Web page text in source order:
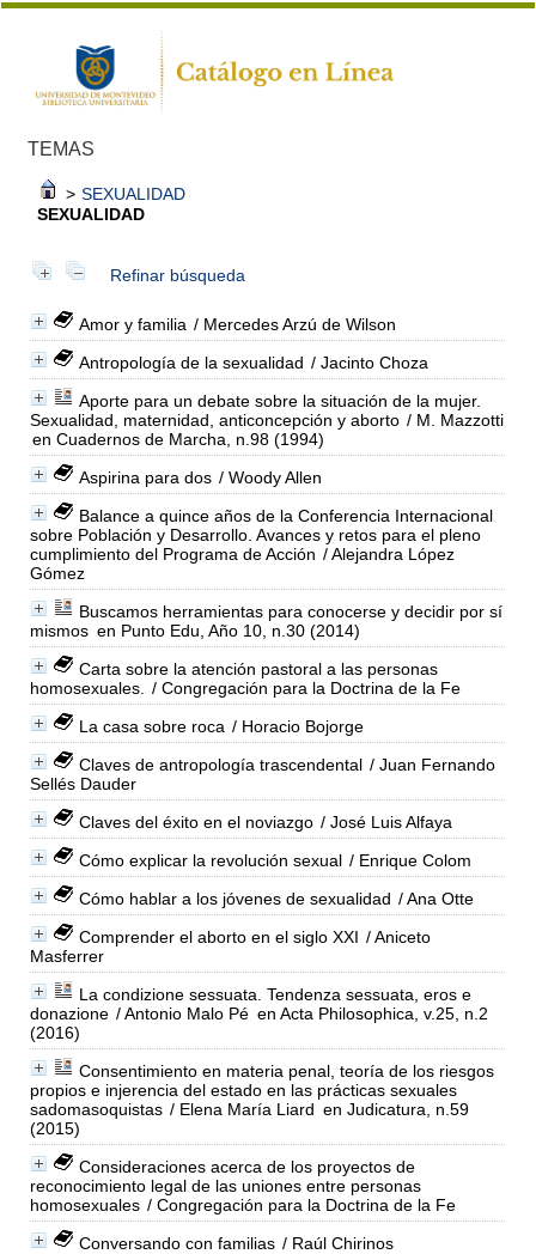
TEMAS
> SEXUALIDAD
SEXUALIDAD
Refinar búsqueda
Amor y familia / Mercedes Arzú de Wilson
Antropología de la sexualidad / Jacinto Choza
Aporte para un debate sobre la situación de la mujer.
Sexualidad, maternidad, anticoncepción y aborto / M. Mazzotti
en Cuadernos de Marcha, n.98 (1994)
Aspirina para dos / Woody Allen
Balance a quince años de la Conferencia Internacional
sobre Población y Desarrollo. Avances y retos para el pleno
cumplimiento del Programa de Acción / Alejandra López
Gómez
Buscamos herramientas para conocerse y decidir por sí
mismos en Punto Edu, Año 10, n.30 (2014)
Carta sobre la atención pastoral a las personas
homosexuales.
/ Congregación para la Doctrina de la Fe
La casa sobre roca / Horacio Bojorge
Claves de antropología trascendental / Juan Fernando
Sellés Dauder
Claves del éxito en el noviazgo / José Luis Alfaya
Cómo explicar la revolución sexual / Enrique Colom
Cómo hablar a los jóvenes de sexualidad / Ana Otte
Comprender el aborto en el siglo XXI / Aniceto
Masferrer
La condizione sessuata. Tendenza sessuata, eros e
donazione / Antonio Malo Pé en Acta Philosophica, v.25, n.2
(2016)
Consentimiento en materia penal, teoría de los riesgos
propios e injerencia del estado en las prácticas sexuales
sadomasoquistas / Elena María Liard en Judicatura, n.59
(2015)
Consideraciones acerca de los proyectos de
reconocimiento legal de las uniones entre personas
homosexuales / Congregación para la Doctrina de la Fe
Conversando con familias / Raúl Chirinos